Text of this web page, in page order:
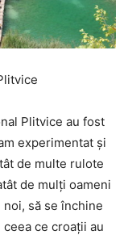
Plitvice au fost
experimentat și
de multe rulote
de mulți oameni
să se închine
ce croații au